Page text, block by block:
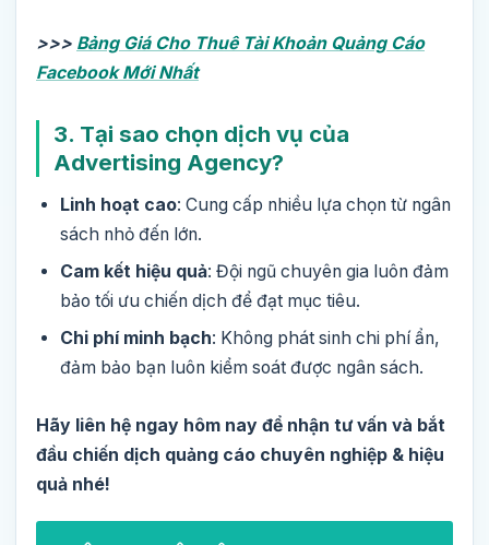
>>> Bảng Giá Cho Thuê Tài Khoản Quảng Cáo
Facebook Mới Nhất
3. Tại sao chọn dịch vụ của
Advertising Agency?
Linh hoạt cao: Cung cấp nhiều lựa chọn từ ngân
sách nhỏ đến lớn.
Cam kết hiệu quả: Đội ngũ chuyên gia luôn đảm
bảo tối ưu chiến dịch để đạt mục tiêu.
Chi phí minh bạch: Không phát sinh chi phí ẩn,
đảm bảo bạn luôn kiểm soát được ngân sách.
Hãy liên hệ ngay hôm nay để nhận tư vấn và bắt
đầu chiến dịch quảng cáo chuyên nghiệp & hiệu
quả nhé!